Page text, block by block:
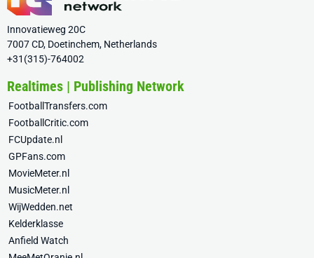
Innovatieweg 20C
7007 CD, Doetinchem, Netherlands
+31(315)-764002
Realtimes | Publishing Network
FootballTransfers.com
FootballCritic.com
FCUpdate.nl
GPFans.com
MovieMeter.nl
MusicMeter.nl
WijWedden.net
Kelderklasse
Anfield Watch